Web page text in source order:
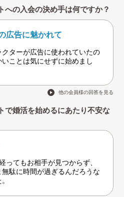
への入会の決め手は何ですか？
広告に魅かれて
ターが広告に使われていたの
ことは気にせずに始めまし
他の会員様の回答を見る
で婚活を始めるにあたり不安な
ってもお相手が見つからず、
駄に時間が過ぎるんだろうな